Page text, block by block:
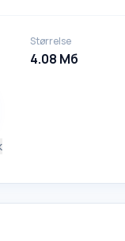
Størrelse
4.08 Мб